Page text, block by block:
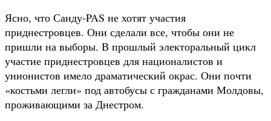
Ясно, что Санду-PAS не хотят участия
приднестровцев. Они сделали все, чтобы они не
пришли на выборы. В прошлый электоральный цикл
участие приднестровцев для националистов и
унионистов имело драматический окрас. Они почти
«костьми легли» под автобусы с гражданами Молдовы,
проживающими за Днестром.